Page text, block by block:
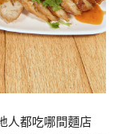
人都吃哪間麵店